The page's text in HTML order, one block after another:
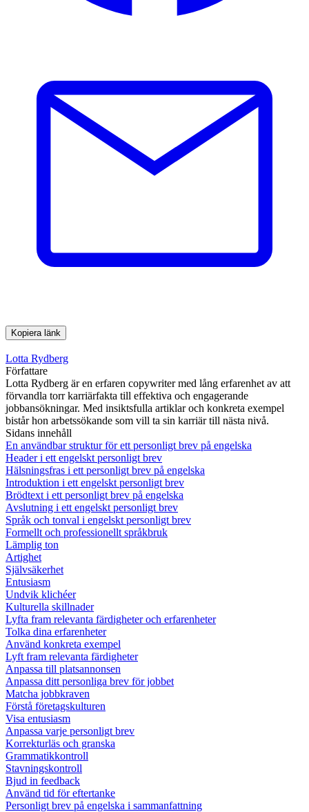
Kopiera länk
Lotta Rydberg
Författare
Lotta Rydberg är en erfaren copywriter med lång erfarenhet av att
förvandla torr karriärfakta till effektiva och engagerande
jobbansökningar. Med insiktsfulla artiklar och konkreta exempel
bistår hon arbetssökande som vill ta sin karriär till nästa nivå.
Sidans innehåll
En användbar struktur för ett personligt brev på engelska
Header i ett engelskt personligt brev
Hälsningsfras i ett personligt brev på engelska
Introduktion i ett engelskt personligt brev
Brödtext i ett personligt brev på engelska
Avslutning i ett engelskt personligt brev
Språk och tonval i engelskt personligt brev
Formellt och professionellt språkbruk
Lämplig ton
Artighet
Självsäkerhet
Entusiasm
Undvik klichéer
Kulturella skillnader
Lyfta fram relevanta färdigheter och erfarenheter
Tolka dina erfarenheter
Använd konkreta exempel
Lyft fram relevanta färdigheter
Anpassa till platsannonsen
Anpassa ditt personliga brev för jobbet
Matcha jobbkraven
Förstå företagskulturen
Visa entusiasm
Anpassa varje personligt brev
Korrekturläs och granska
Grammatikkontroll
Stavningskontroll
Bjud in feedback
Använd tid för eftertanke
Personligt brev på engelska i sammanfattning